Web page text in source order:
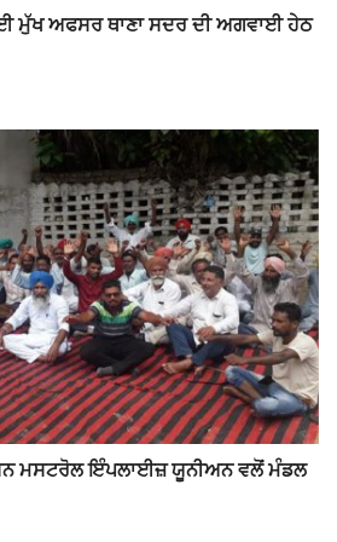
ਅਫਸਰ ਥਾਣਾ ਸਦਰ ਦੀ ਅਗਵਾਈ ਹੇਠ
ਮਸਟਰੋਲ ਇੰਪਲਾਈਜ਼ ਯੂਨੀਅਨ ਵਲੋਂ ਮੰਡਲ